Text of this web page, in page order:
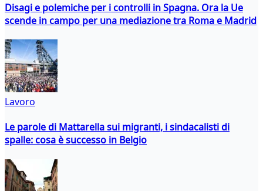
Disagi e polemiche per i controlli in Spagna. Ora la Ue
scende in campo per una mediazione tra Roma e Madrid
Lavoro
Le parole di Mattarella sui migranti, i sindacalisti di
spalle: cosa è successo in Belgio